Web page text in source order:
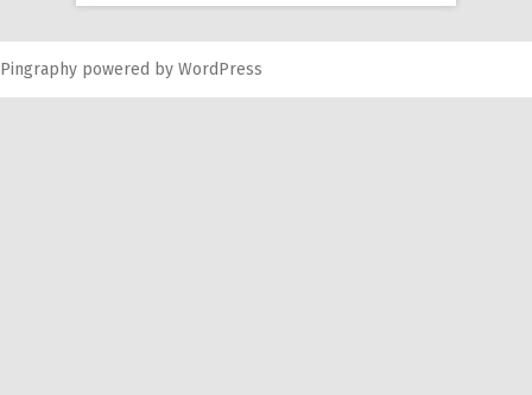
Pingraphy powered by WordPress